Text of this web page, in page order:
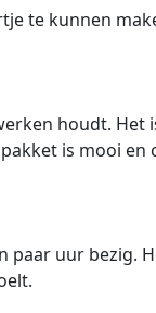
te kunnen
houdt. Het
is mooi en
paar uur bezig.